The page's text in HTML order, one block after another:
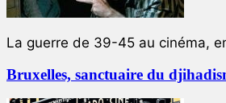
La guerre de 39-45 au cinéma,
Bruxelles, sanctuaire du